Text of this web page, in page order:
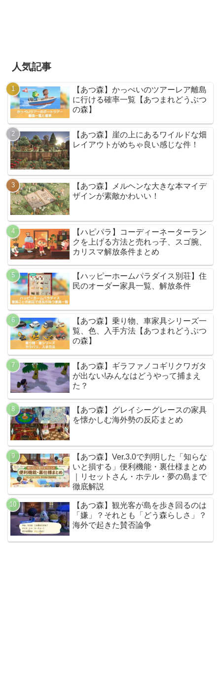
人気記事
【あつ森】かっぺいのツアーレア離島
に行ける確率一覧【あつまれどうぶつ
の森】
【あつ森】崖の上にあるワイルドな畑
レイアウトがめちゃ良い感じな件！
【あつ森】メルヘンな大きな本マイデ
ザインが素敵かわいい！
【ハピパラ】コーディーネーターラン
クを上げる方法と売れっ子、スゴ腕、
カリスマ解放条件まとめ
【ハッピーホームパラダイス別荘】住
民のオーダー家具一覧、解放条件
【あつ森】乗り物、車家具シリーズ一
覧、色、入手方法【あつまれどうぶつ
の森】
【あつ森】ギラファノコギリクワガタ
が出ない!みんなはどうやって捕まえ
た？
【あつ森】グレイシーグレースの家具
を懐かしむ海外勢の反応まとめ
【あつ森】Ver.3.0で判明した「知らな
いと損する」便利機能・裏仕様まとめ
｜リセットさん・ホテル・夢の島まで
徹底解説
【あつ森】観光客が島を歩き回るのは
「嫌」？それとも「どう森らしさ」？
海外で起きた賛否論争